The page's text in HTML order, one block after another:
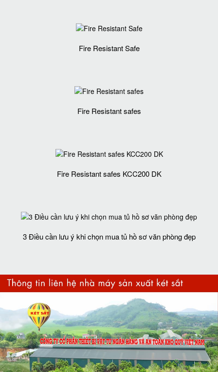
Fire Resistant Safe
Fire Resistant safes
Fire Resistant safes KCC200 DK
3 Điều cần lưu ý khi chọn mua tủ hồ sơ văn phòng đẹp